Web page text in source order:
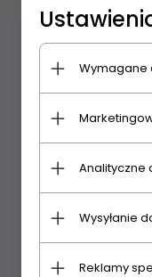
Wymagane
Analityczne
Wysyłanie
Reklamy